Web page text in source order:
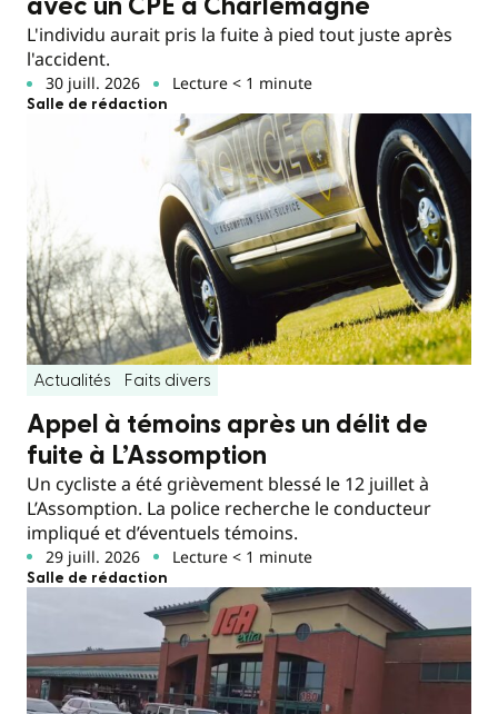
avec un CPE à Charlemagne
L'individu aurait pris la fuite à pied tout juste après
l'accident.
30 juill. 2026 Lecture < 1 minute
Salle de rédaction
Actualités Faits divers
Appel à témoins après un délit de
fuite à L’Assomption
Un cycliste a été grièvement blessé le 12 juillet à
L’Assomption. La police recherche le conducteur
impliqué et d’éventuels témoins.
29 juill. 2026 Lecture < 1 minute
Salle de rédaction